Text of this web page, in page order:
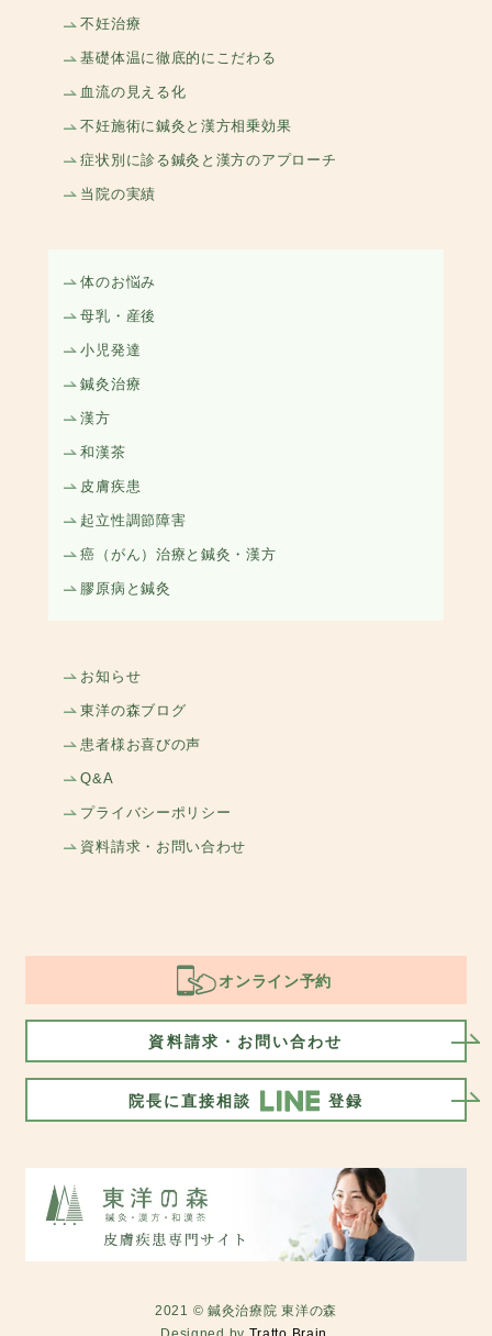
不妊治療
基礎体温に徹底的にこだわる
血流の見える化
不妊施術に鍼灸と漢方相乗効果
症状別に診る鍼灸と漢方のアプローチ
当院の実績
体のお悩み
母乳・産後
小児発達
鍼灸治療
漢方
和漢茶
皮膚疾患
起立性調節障害
癌（がん）治療と鍼灸・漢方
膠原病と鍼灸
お知らせ
東洋の森ブログ
患者様お喜びの声
Q&A
プライバシーポリシー
資料請求・お問い合わせ
オンライン予約
資料請求・お問い合わせ
院長に直接相談 登録
2021 © 鍼灸治療院 東洋の森